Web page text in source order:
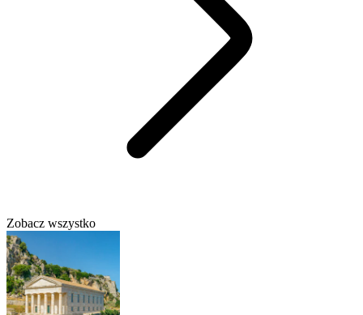
Zobacz wszystko